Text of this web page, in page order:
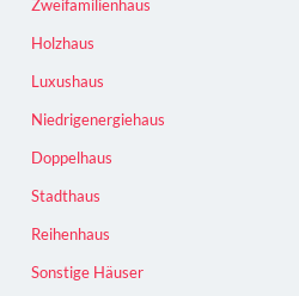
Zweifamilienhaus
Holzhaus
Luxushaus
Niedrigenergiehaus
Doppelhaus
Stadthaus
Reihenhaus
Sonstige Häuser